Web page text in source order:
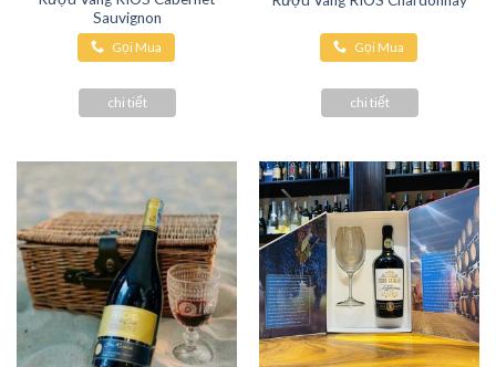
Sauvignon
Gọi Mua
chi tiết
Gọi Mua
chi tiết